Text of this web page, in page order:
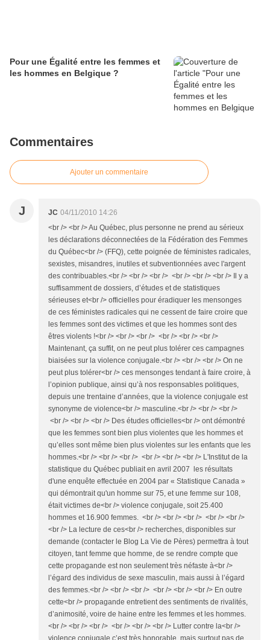
Pour une Égalité entre les femmes et
les hommes en Belgique ?
Commentaires
Ajouter un commentaire
J JC 04/11/2010 14:26
<br /> <br /> Au Québec, plus personne ne prend au sérieux
les déclarations déconnectées de la Fédération des Femmes
du Québec<br /> (FFQ), cette poignée de féministes radicales,
sexistes, misandres, inutiles et subventionnées avec l'argent
des contribuables.<br /> <br /> <br /> <br /> <br /> <br /> Il y a
suffisamment de dossiers, d’études et de statistiques
sérieuses et<br /> officielles pour éradiquer les mensonges
de ces féministes radicales qui ne cessent de faire croire que
les femmes sont des victimes et que les hommes sont des
êtres violents !<br /> <br /> <br /> <br /> <br /> <br />
Maintenant, ça suffit, on ne peut plus tolérer ces campagnes
biaisées sur la violence conjugale.<br /> <br /> <br /> On ne
peut plus tolérer<br /> ces mensonges tendant à faire croire, à
l’opinion publique, ainsi qu’à nos responsables politiques,
depuis une trentaine d’années, que la violence conjugale est
synonyme de violence<br /> masculine.<br /> <br /> <br />
<br /> <br /> <br /> Des études officielles<br /> ont démontré
que les femmes sont bien plus violentes que les hommes et
qu’elles sont même bien plus violentes sur les enfants que les
hommes.<br /> <br /> <br /> <br /> <br /> <br /> L'Institut de la
statistique du Québec publiait en avril 2007 les résultats
d'une enquête effectuée en 2004 par « Statistique Canada »
qui démontrait qu'un homme sur 75, et une femme sur 108,
était victimes de<br /> violence conjugale, soit 25.400
hommes et 16.900 femmes. <br /> <br /> <br /> <br /> <br />
<br /> La lecture de ces<br /> recherches, disponibles sur
demande (contacter le Blog La Vie de Pères) permettra à tout
citoyen, tant femme que homme, de se rendre compte que
cette propagande est non seulement très néfaste à<br />
l’égard des individus de sexe masculin, mais aussi à l’égard
des femmes.<br /> <br /> <br /> <br /> <br /> <br /> En outre
cette<br /> propagande entretient des sentiments de rivalités,
d’animosité, voire de haine entre les femmes et les hommes.
<br /> <br /> <br /> <br /> <br /> <br /> Lutter contre la<br />
violence conjugale c’est très honorable, mais surtout pas de